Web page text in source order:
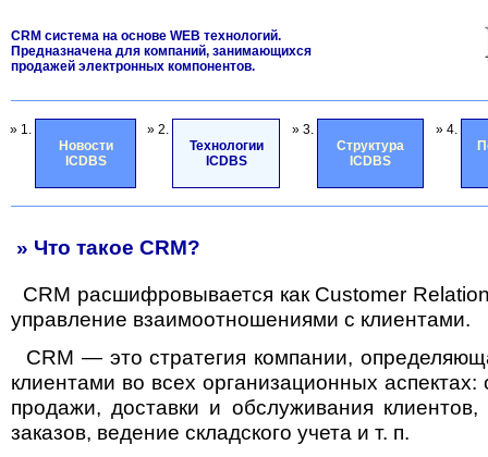
CRM система на основе WEB технологий.
Предназначена для компаний, занимающихся
продажей электронных компонентов.
» 1.
Новости
ICDBS
» 2.
Технологии
ICDBS
» 3.
Структура
ICDBS
» 4.
» Что такое CRM?
СRM расшифровывается как Customer
управление взаимоотношениями с клиентами.
CRM — это стратегия компании,
клиентами во всех организационных аспектах:
продажи, доставки и обслуживания клиентов,
заказов, ведение складского учета и т. п.